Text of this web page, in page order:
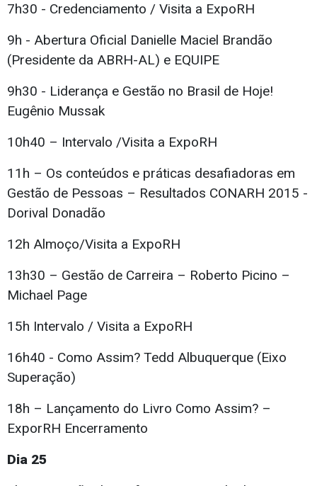
7h30 - Credenciamento / Visita a ExpoRH
9h - Abertura Oficial Danielle Maciel Brandão
(Presidente da ABRH-AL) e EQUIPE
9h30 - Liderança e Gestão no Brasil de Hoje!
Eugênio Mussak
10h40 – Intervalo /Visita a ExpoRH
11h – Os conteúdos e práticas desafiadoras em
Gestão de Pessoas – Resultados CONARH 2015 -
Dorival Donadão
12h Almoço/Visita a ExpoRH
13h30 – Gestão de Carreira – Roberto Picino –
Michael Page
15h Intervalo / Visita a ExpoRH
16h40 - Como Assim? Tedd Albuquerque (Eixo
Superação)
18h – Lançamento do Livro Como Assim? –
ExporRH Encerramento
Dia 25